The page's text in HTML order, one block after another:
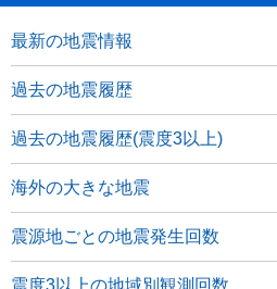
最新の地震情報
過去の地震履歴
過去の地震履歴(震度3以上)
海外の大きな地震
震源地ごとの地震発生回数
震度3以上の地域別観測回数